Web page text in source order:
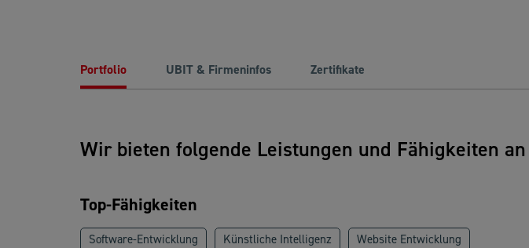
Portfolio UBIT & Firmeninfos Zertifikate
Wir bieten folgende Leistungen und Fähigkeiten an
Top-Fähigkeiten
Software-Entwicklung Künstliche Intelligenz Website Entwicklung